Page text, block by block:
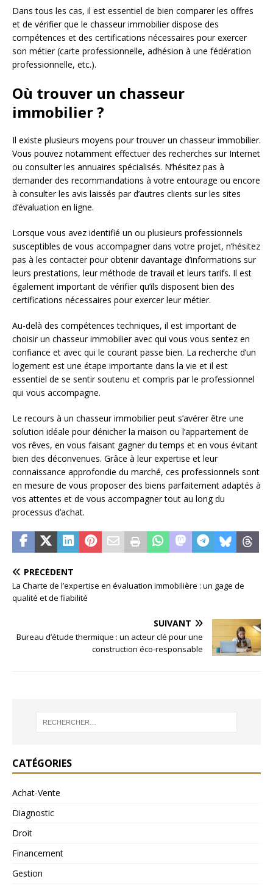
Dans tous les cas, il est essentiel de bien comparer les offres
et de vérifier que le chasseur immobilier dispose des
compétences et des certifications nécessaires pour exercer
son métier (carte professionnelle, adhésion à une fédération
professionnelle, etc.).
Où trouver un chasseur
immobilier ?
Il existe plusieurs moyens pour trouver un chasseur immobilier.
Vous pouvez notamment effectuer des recherches sur Internet
ou consulter les annuaires spécialisés. N’hésitez pas à
demander des recommandations à votre entourage ou encore
à consulter les avis laissés par d’autres clients sur les sites
d’évaluation en ligne.
Lorsque vous avez identifié un ou plusieurs professionnels
susceptibles de vous accompagner dans votre projet, n’hésitez
pas à les contacter pour obtenir davantage d’informations sur
leurs prestations, leur méthode de travail et leurs tarifs. Il est
également important de vérifier qu’ils disposent bien des
certifications nécessaires pour exercer leur métier.
Au-delà des compétences techniques, il est important de
choisir un chasseur immobilier avec qui vous vous sentez en
confiance et avec qui le courant passe bien. La recherche d’un
logement est une étape importante dans la vie et il est
essentiel de se sentir soutenu et compris par le professionnel
qui vous accompagne.
Le recours à un chasseur immobilier peut s’avérer être une
solution idéale pour dénicher la maison ou l’appartement de
vos rêves, en vous faisant gagner du temps et en vous évitant
bien des déconvenues. Grâce à leur expertise et leur
connaissance approfondie du marché, ces professionnels sont
en mesure de vous proposer des biens parfaitement adaptés à
vos attentes et de vous accompagner tout au long du
processus d’achat.
PRÉCÉDENT
La Charte de l’expertise en évaluation immobilière : un gage de
qualité et de fiabilité
SUIVANT
Bureau d’étude thermique : un acteur clé pour une
construction éco-responsable
CATÉGORIES
Achat-Vente
Diagnostic
Droit
Financement
Gestion